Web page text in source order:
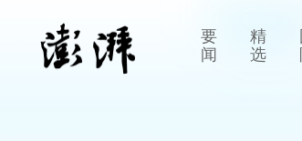
要
闻
精
选